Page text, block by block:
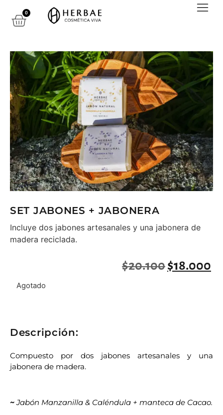
0
SET JABONES + JABONERA
Incluye dos jabones artesanales y una jabonera de
madera reciclada.
$20.100$18.000
Agotado
Descripción:
Compuesto por dos jabones artesanales y una
jabonera de madera.
~Jabón Manzanilla & Caléndula + manteca de Cacao.